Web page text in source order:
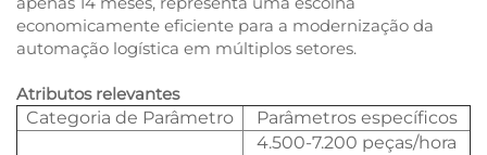
economicamente eficiente para a modernização da
automação logística em múltiplos setores.
Atributos relevantes
Categoria de Parâmetro
Parâmetros específicos
4.500-7.200 peças/hora